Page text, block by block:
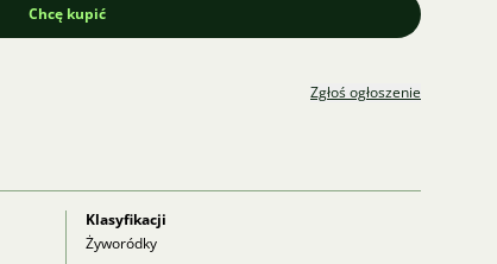
Chcę kupić
Zgłoś ogłoszenie
Klasyfikacji
Żyworódky